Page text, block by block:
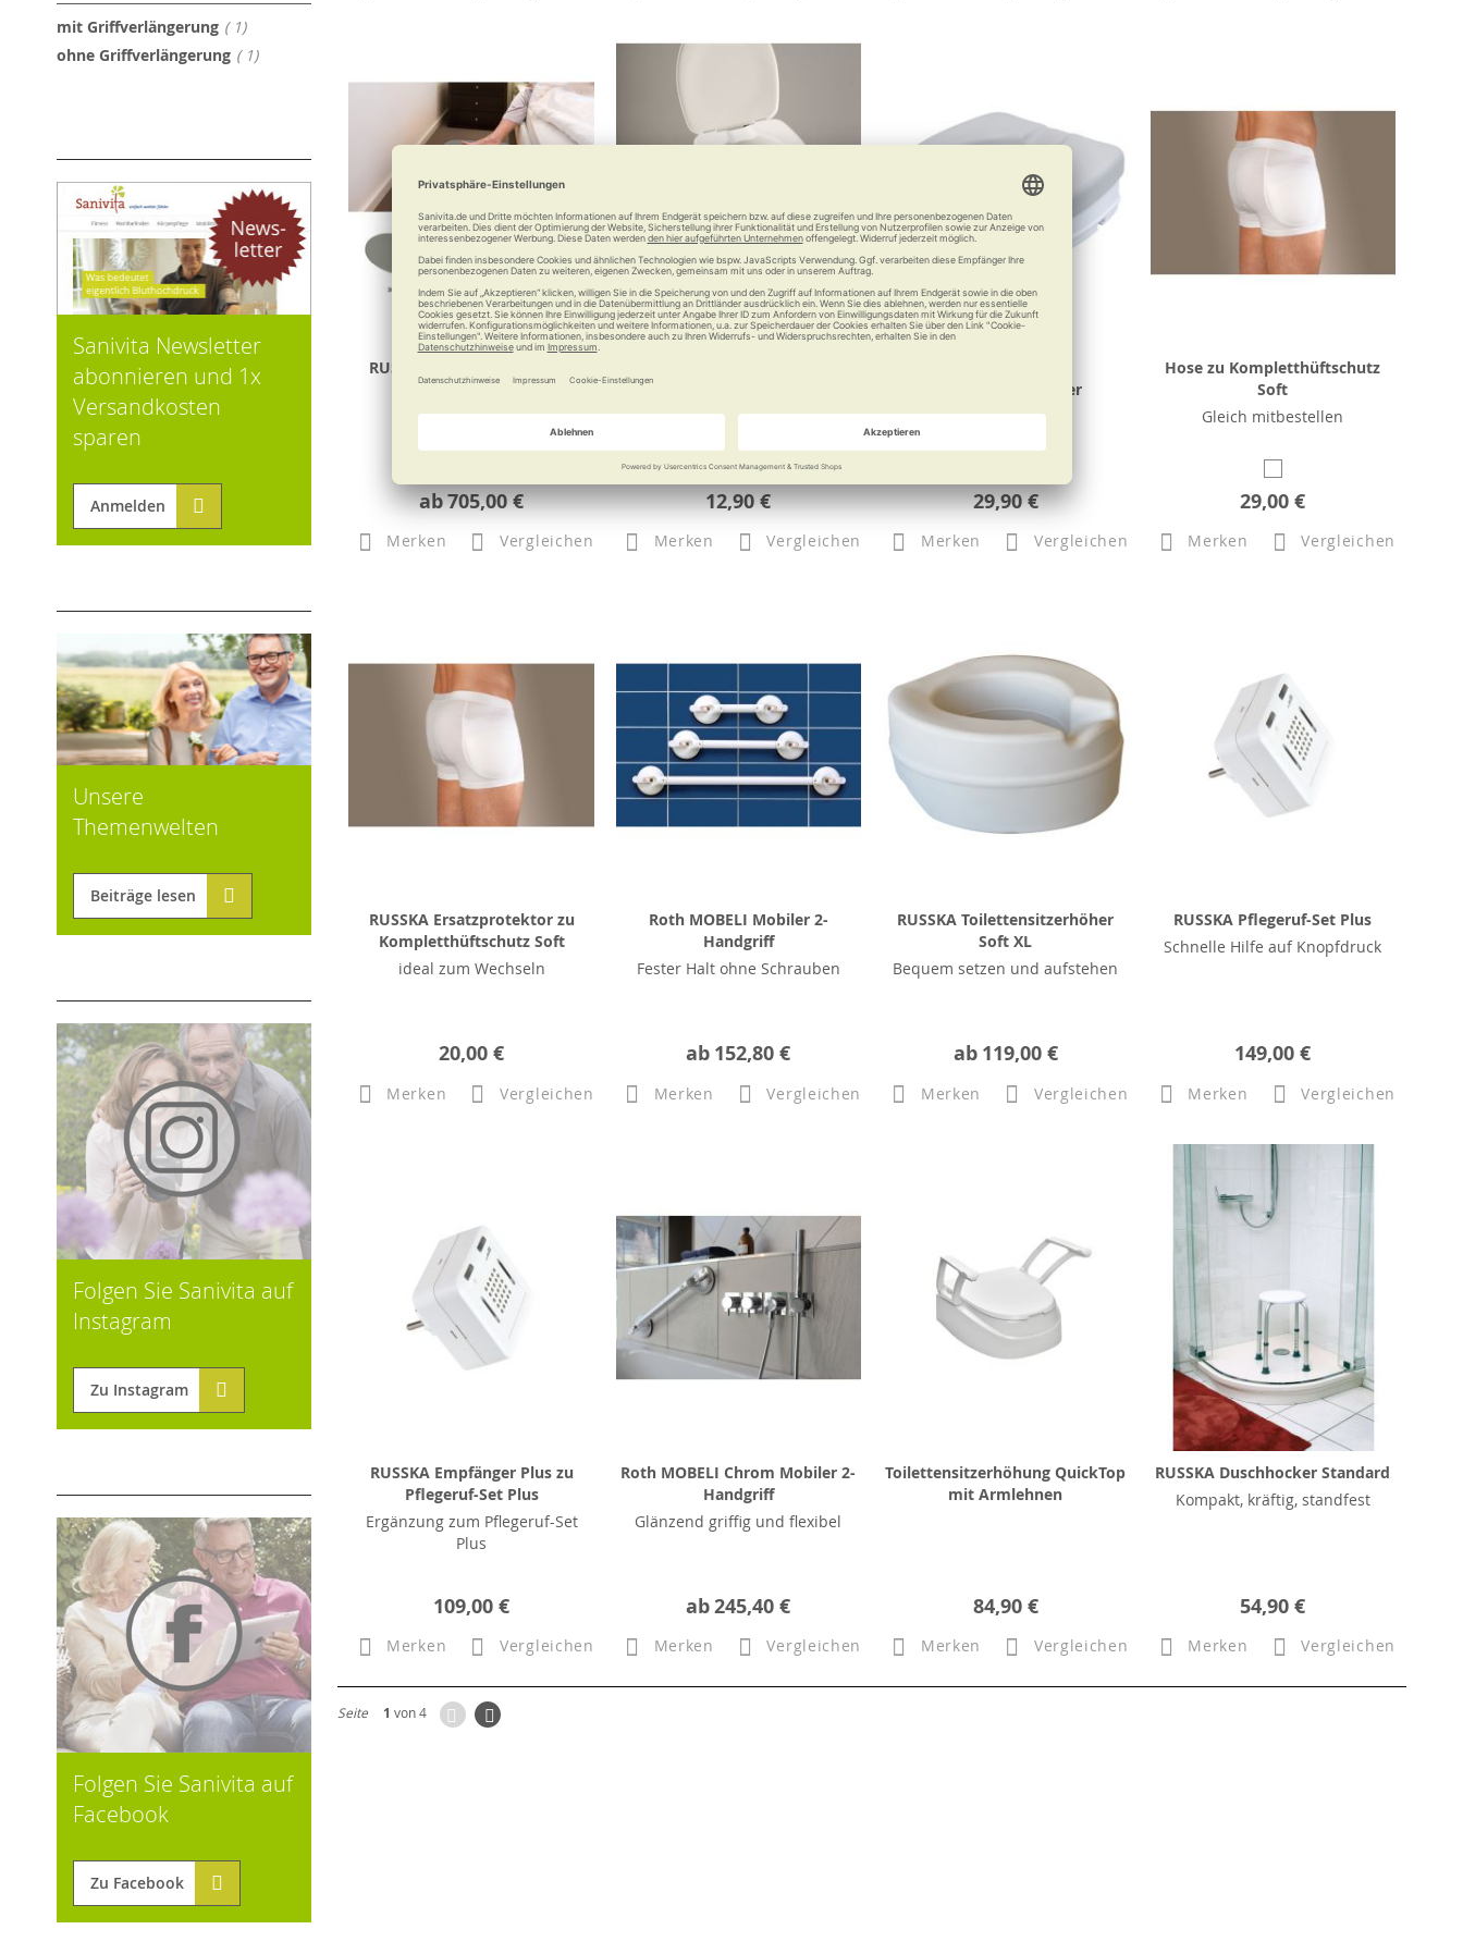
RUSSKA Funk-Sensormatte
Step-Control
ab705,00 €
Merken Vergleichen
12,90 €
Merken Vergleichen
Toilettensitzerhöher
mehr Sitzkomfort
29,90 €
Merken Vergleichen
Hose zu Kompletthüftschutz
Soft
Gleich mitbestellen
29,00 €
Merken Vergleichen
RUSSKA Ersatzprotektor zu
Kompletthüftschutz Soft
ideal zum Wechseln
20,00 €
Merken Vergleichen
Roth MOBELI Mobiler 2-
Handgriff
Fester Halt ohne Schrauben
ab 152,80 €
Merken Vergleichen
RUSSKA Toilettensitzerhöher
Soft XL
Bequem setzen und aufstehen
ab 119,00 €
Merken Vergleichen
RUSSKA Pflegeruf-Set Plus
Schnelle Hilfe auf Knopfdruck
149,00 €
Merken Vergleichen
RUSSKA Empfänger Plus zu
Pflegeruf-Set Plus
Ergänzung zum Pflegeruf-Set
Plus
109,00 €
Merken Vergleichen
Roth MOBELI Chrom Mobiler 2-
Handgriff
Glänzend griffig und flexibel
ab245,40 €
Merken Vergleichen
Toilettensitzerhöhung QuickTop
mit Armlehnen
84,90 €
Merken Vergleichen
RUSSKA Duschhocker Standard
Kompakt, kräftig, standfest
54,90 €
Merken Vergleichen
Seite 1 von 4 ZurückSeite
Weiter
mit Griffverlängerung 1Artikel
ohne Griffverlängerung 1Artikel
Sanivita Newsletter
abonnieren und 1x
Versandkosten
sparen
Anmelden
Unsere
Themenwelten
Beiträge lesen
Folgen Sie Sanivita auf
Instagram
Zu Instagram
Folgen Sie Sanivita auf
Facebook
Zu Facebook